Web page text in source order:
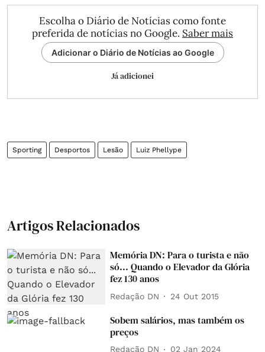
Escolha o Diário de Notícias como fonte
preferida de notícias no Google. Saber mais
Adicionar o Diário de Notícias ao Google
Já adicionei
Sporting Desportos Lesão Luiz Phellype
Artigos Relacionados
Memória DN: Para o turista e não
só... Quando o Elevador da Glória
fez 130 anos
Redação DN 24 Out 2015
Sobem salários, mas também os
preços
Redação DN 02 Jan 2024